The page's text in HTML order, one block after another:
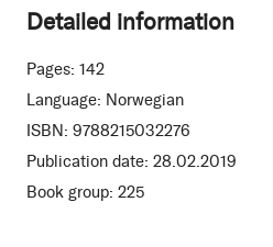
Detailed information
Pages: 142
Language: Norwegian
ISBN: 9788215032276
Publication date: 28.02.2019
Book group: 225